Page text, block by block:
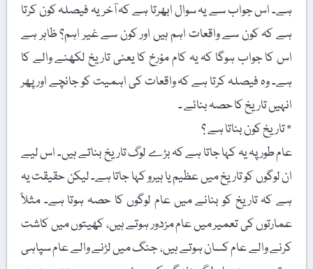
ہے۔ اس جواب سے یہ سوال ابھرتا ہے کہ آخر یہ فیصلہ کون کرتا
ہے کہ کون سے واقعات اہم ہیں اور کون سے غیر اہم؟ ظاہر ہے
اس کا جواب ہوگا کہ یہ کام مؤرخ کا یعنی تاریخ لکھنے والے کا
ہے۔ وہ فیصلہ کرتا ہے کہ واقعات کی اہمیت کو جانچے اور پھر
انہیں تاریخ کا حصہ بنائے ۔
٭ تاریخ کون بناتا ہے ؟
عام طور پہ یہ کہا جاتا ہے کہ بڑے لوگ تاریخ بناتے ہیں۔ اس لیے
ان لوگوں کو تاریخ میں عظیم یا ہیرو کہا جاتا ہے۔ لیکن حقیقت یہ
ہے کہ تاریخ کو بنانے میں عام لوگوں کا حصہ ہوتا ہے۔ مثلاً
عمارتوں کی تعمیر میں عام مزدور ہوتے ہیں، کھیتوں میں کاشت
کرنے والے عام کسان ہوتے ہیں، جنگ میں لڑنے والے عام سپاہی